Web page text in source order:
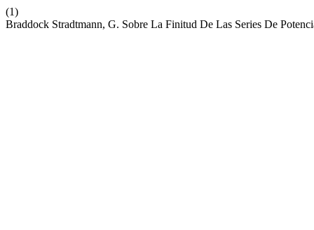
(1)
Braddock Stradtmann, G. Sobre La Finitud De Las Series De